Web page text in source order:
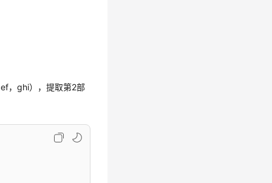
，ghi），提取第2部